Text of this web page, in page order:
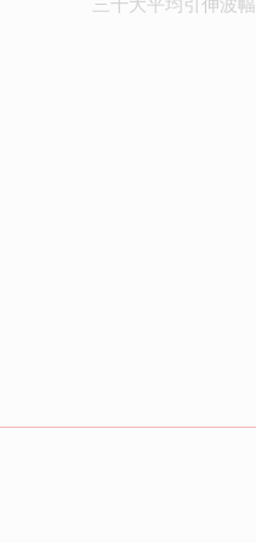
三十大平均引伸波幅